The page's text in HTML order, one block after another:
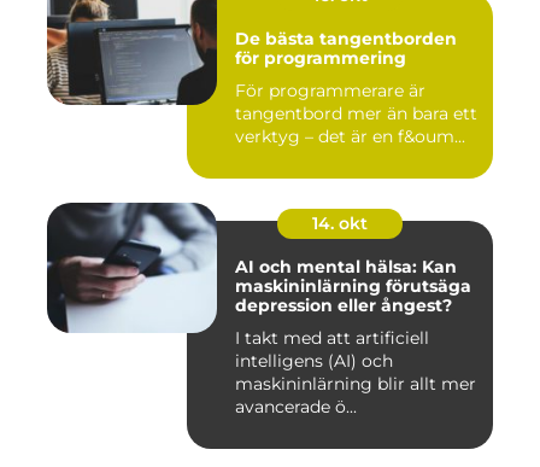
De bästa tangentborden
för programmering
För programmerare är
tangentbord mer än bara ett
verktyg – det är en f&oum...
14. okt
AI och mental hälsa: Kan
maskininlärning förutsäga
depression eller ångest?
I takt med att artificiell
intelligens (AI) och
maskininlärning blir allt mer
avancerade ö...